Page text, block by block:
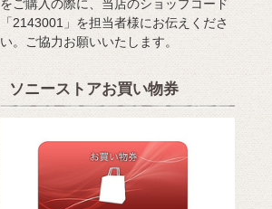
をご購入の際に、当店のショップコード
「2143001」を担当者様にお伝えくださ
い。ご協力お願いいたします。
ソニーストアお買い物券